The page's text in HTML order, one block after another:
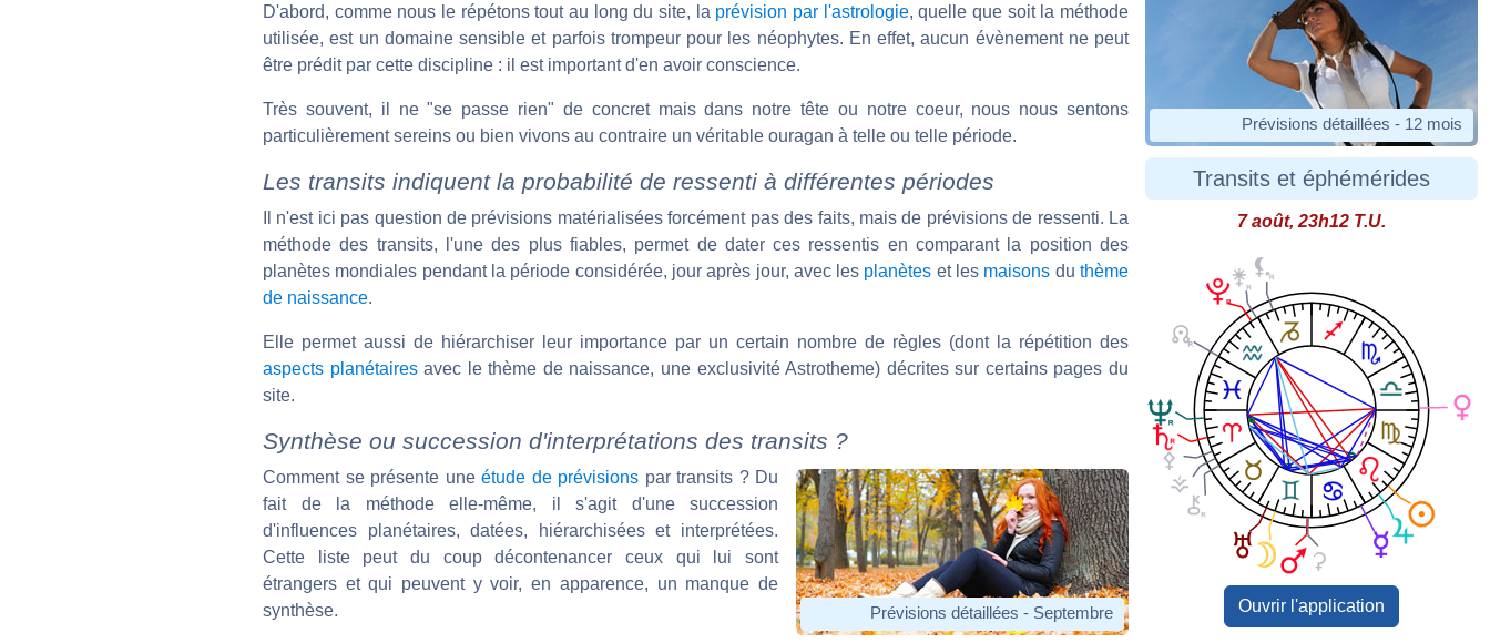
D'abord, comme nous le répétons tout au long du site, la prévision par l'astrologie, quelle que soit la méthode
utilisée, est un domaine sensible et parfois trompeur pour les néophytes. En effet, aucun évènement ne peut
être prédit par cette discipline : il est important d'en avoir conscience.
Très souvent, il ne "se passe rien" de concret mais dans notre tête ou notre coeur, nous nous sentons
particulièrement sereins ou bien vivons au contraire un véritable ouragan à telle ou telle période.
Les transits indiquent la probabilité de ressenti à différentes périodes
Il n'est ici pas question de prévisions matérialisées forcément pas des faits, mais de prévisions de ressenti. La
méthode des transits, l'une des plus fiables, permet de dater ces ressentis en comparant la position des
planètes mondiales pendant la période considérée, jour après jour, avec les planètes et les maisons du thème
de naissance.
Elle permet aussi de hiérarchiser leur importance par un certain nombre de règles (dont la répétition des
aspects planétairesavec le thème de naissance, une exclusivité Astrotheme) décrites sur certains pages du
site.
Synthèse ou succession d'interprétations des transits ?
Prévisions détaillées - Septembre
Comment se présente une étude de prévisions par transits ? Du
fait de la méthode elle-même, il s'agit d'une succession
d'influences planétaires, datées, hiérarchisées et interprétées.
Cette liste peut du coup décontenancer ceux qui lui sont
étrangers et qui peuvent y voir, en apparence, un manque de
synthèse.
Prévisions détaillées - 12 mois
Transits et éphémérides
7 août, 23h12 T.U.
Ouvrir l'application